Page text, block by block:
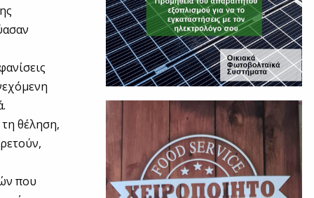
θέληση,
που